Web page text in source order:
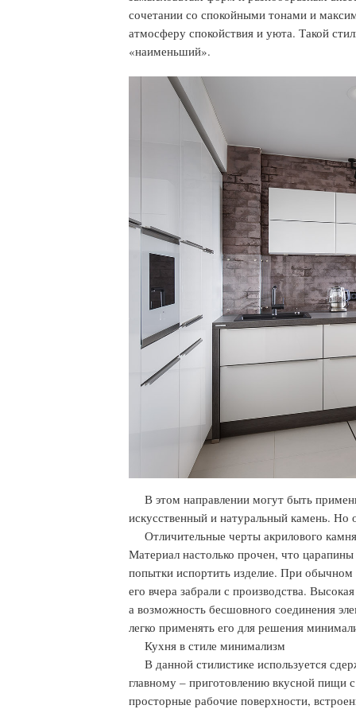
сочетании со спокойными тонами и
атмосферу спокойствия и уюта. Такой
«наименьший».
В этом направлении могут быть
искусственный и натуральный камень. Но
Отличительные черты акрилового
Материал настолько прочен, что
попытки испортить изделие. При обычном
его вчера забрали с производства.
а возможность бесшовного соединения
легко применять его для решения
Кухня в стиле минимализм
В данной стилистике используется
главному – приготовлению вкусной пищи
просторные рабочие поверхности,